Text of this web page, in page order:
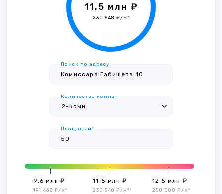
11.5 млн ₽
230 548 ₽/м²
Поиск по адресу
Количество комнат
Площадь м²
9.6 млн ₽
191 468 ₽/м²
11.5 млн ₽
230 548 ₽/м²
12.5 млн ₽
250 088 ₽/м²